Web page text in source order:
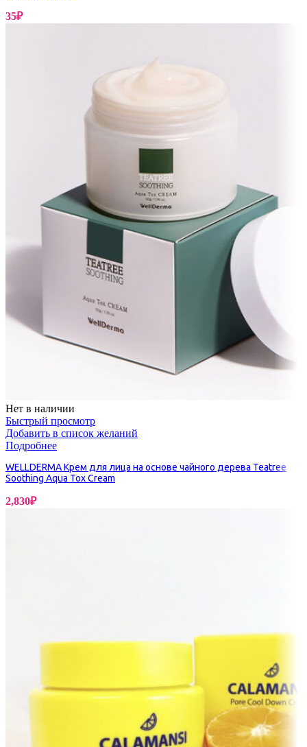
35₽
Нет в наличии
Быстрый просмотр
Добавить в список желаний
Подробнее
WELLDERMA Крем для лица на основе чайного дерева Teatree
Soothing Aqua Tox Cream
2,830₽